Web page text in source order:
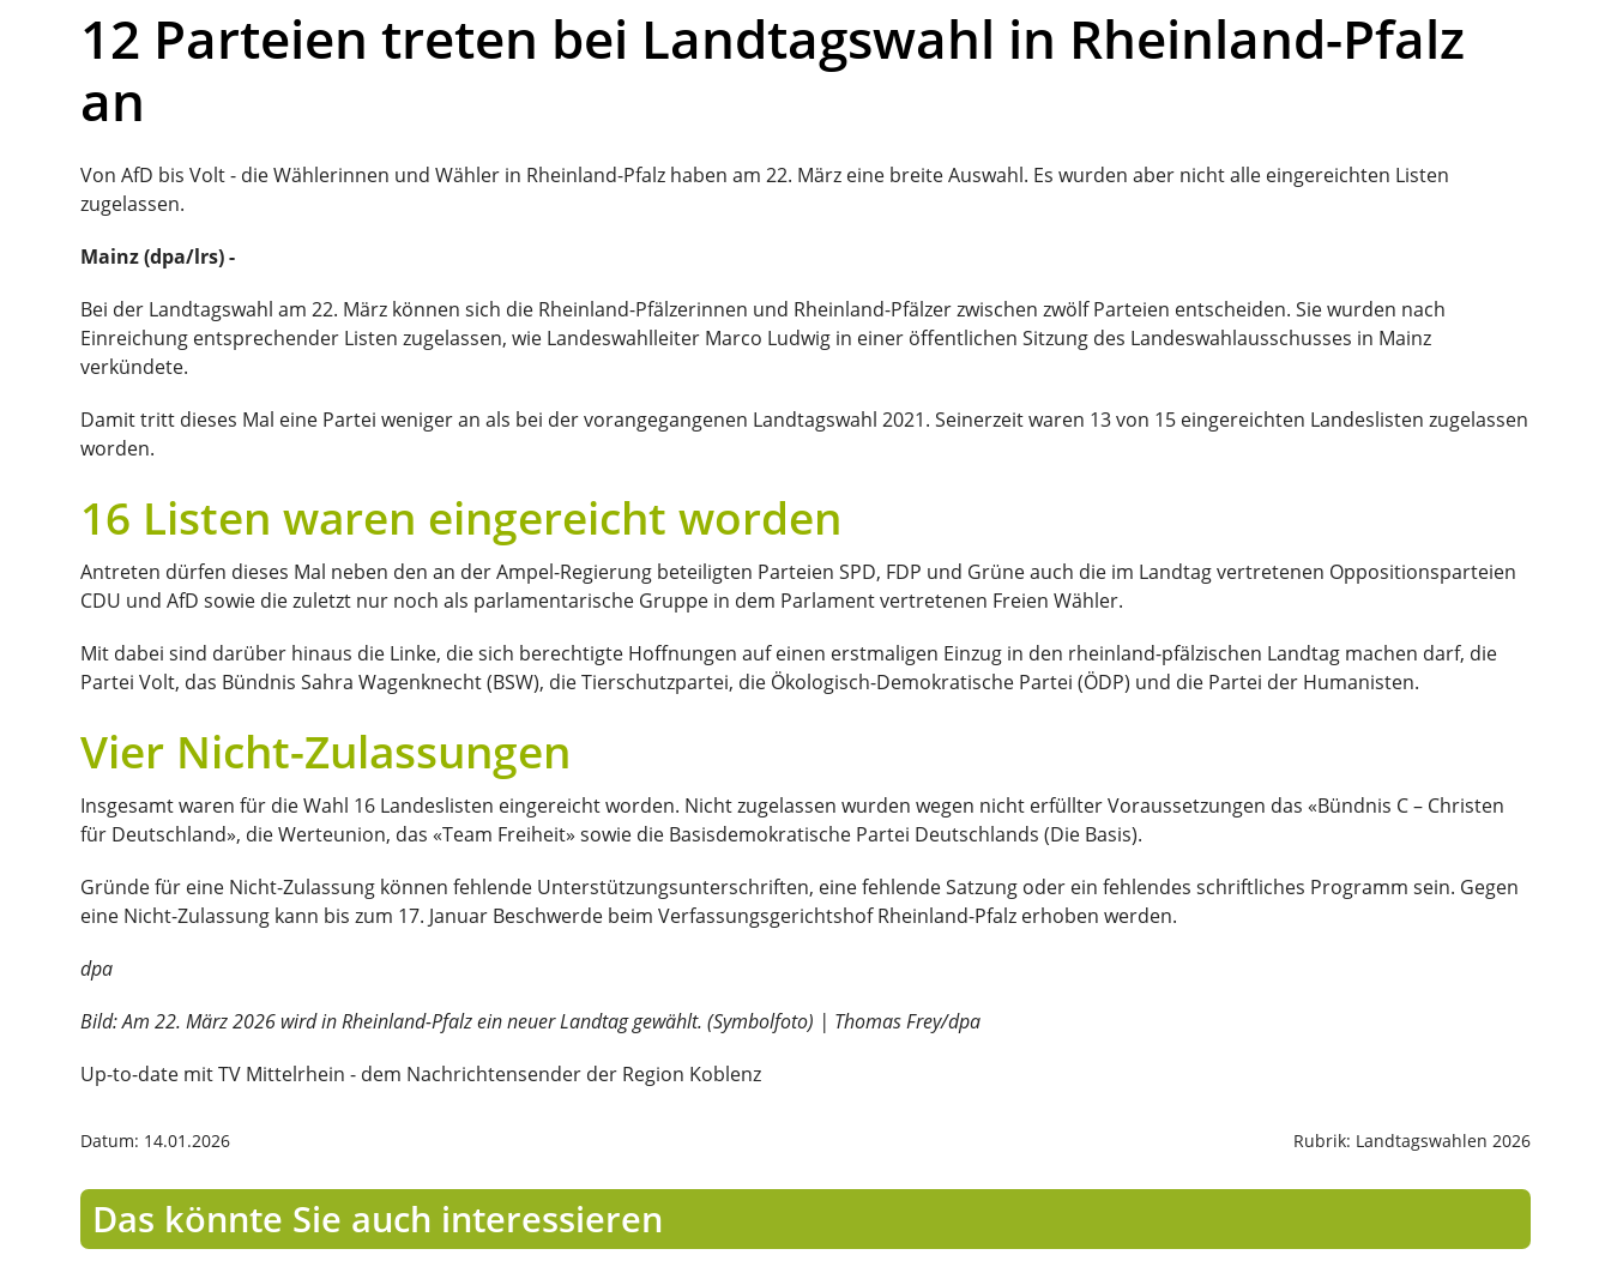
12 Parteien treten bei Landtagswahl in Rheinland-Pfalz
an
Von AfD bis Volt - die Wählerinnen und Wähler in Rheinland-Pfalz haben am 22. März eine breite Auswahl. Es wurden aber nicht alle eingereichten Listen
zugelassen.
Mainz (dpa/lrs) -
Bei der Landtagswahl am 22. März können sich die Rheinland-Pfälzerinnen und Rheinland-Pfälzer zwischen zwölf Parteien entscheiden. Sie wurden nach
Einreichung entsprechender Listen zugelassen, wie Landeswahlleiter Marco Ludwig in einer öffentlichen Sitzung des Landeswahlausschusses in Mainz
verkündete.
Damit tritt dieses Mal eine Partei weniger an als bei der vorangegangenen Landtagswahl 2021. Seinerzeit waren 13 von 15 eingereichten Landeslisten zugelassen
worden.
16 Listen waren eingereicht worden
Antreten dürfen dieses Mal neben den an der Ampel-Regierung beteiligten Parteien SPD, FDP und Grüne auch die im Landtag vertretenen Oppositionsparteien
CDU und AfD sowie die zuletzt nur noch als parlamentarische Gruppe in dem Parlament vertretenen Freien Wähler.
Mit dabei sind darüber hinaus die Linke, die sich berechtigte Hoffnungen auf einen erstmaligen Einzug in den rheinland-pfälzischen Landtag machen darf, die
Partei Volt, das Bündnis Sahra Wagenknecht (BSW), die Tierschutzpartei, die Ökologisch-Demokratische Partei (ÖDP) und die Partei der Humanisten.
Vier Nicht-Zulassungen
Insgesamt waren für die Wahl 16 Landeslisten eingereicht worden. Nicht zugelassen wurden wegen nicht erfüllter Voraussetzungen das «Bündnis C – Christen
für Deutschland», die Werteunion, das «Team Freiheit» sowie die Basisdemokratische Partei Deutschlands (Die Basis).
Gründe für eine Nicht-Zulassung können fehlende Unterstützungsunterschriften, eine fehlende Satzung oder ein fehlendes schriftliches Programm sein. Gegen
eine Nicht-Zulassung kann bis zum 17. Januar Beschwerde beim Verfassungsgerichtshof Rheinland-Pfalz erhoben werden.
dpa
Bild: Am 22. März 2026 wird in Rheinland-Pfalz ein neuer Landtag gewählt. (Symbolfoto) | Thomas Frey/dpa
Up-to-date mit TV Mittelrhein - dem Nachrichtensender der Region Koblenz
Datum: 14.01.2026 Rubrik: Landtagswahlen 2026
Das könnte Sie auch interessieren